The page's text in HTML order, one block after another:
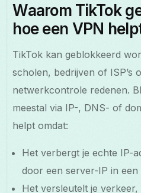
Waarom TikTok
hoe een VPN
TikTok kan geblokkeerd
scholen, bedrijven of ISP’s
netwerkcontrole redenen.
meestal via IP-, DNS- of
helpt omdat:
Het verbergt je echte IP-
door een server-IP in een
Het versleutelt je